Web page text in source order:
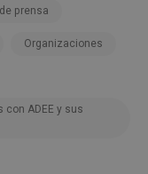
prensa
Organizaciones
con ADEE y sus